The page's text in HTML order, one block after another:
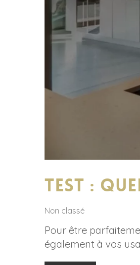
TEST :
Non classé
Pour être
également à vos